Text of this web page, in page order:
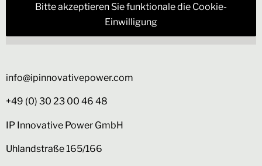
Bitte akzeptieren Sie funktionale die Cookie-
Einwilligung
info@ipinnovativepower.com
+49 (0) 30 23 00 46 48
IP Innovative Power GmbH
Uhlandstraße 165/166